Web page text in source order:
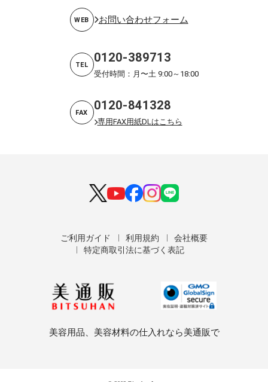
WEB お問い合わせフォーム
TEL 0120-389713
受付時間：月〜土 9:00～18:00
FAX 0120-841328
専用FAX用紙DLはこちら
ご利用ガイド 利用規約
会社概要
特定商取引法に基づく表記
美容用品、美容材料の仕入れなら美通販で